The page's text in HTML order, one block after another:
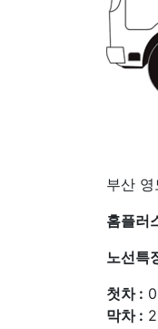
부산
홈플러
노선특
첫차 :
막차 :